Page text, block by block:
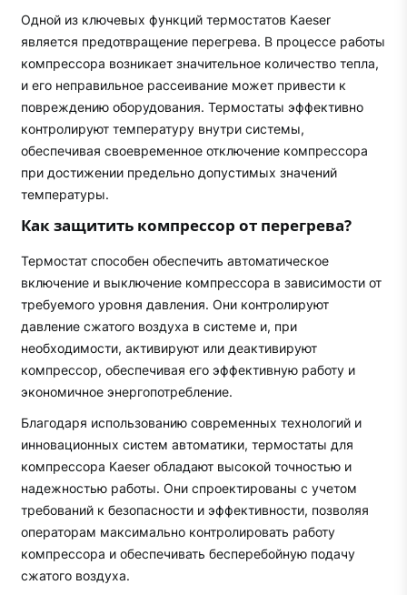
Одной из ключевых функций термостатов Kaeser
является предотвращение перегрева. В процессе работы
компрессора возникает значительное количество тепла,
и его неправильное рассеивание может привести к
повреждению оборудования. Термостаты эффективно
контролируют температуру внутри системы,
обеспечивая своевременное отключение компрессора
при достижении предельно допустимых значений
температуры.
Как защитить компрессор от перегрева?
Термостат способен обеспечить автоматическое
включение и выключение компрессора в зависимости от
требуемого уровня давления. Они контролируют
давление сжатого воздуха в системе и, при
необходимости, активируют или деактивируют
компрессор, обеспечивая его эффективную работу и
экономичное энергопотребление.
Благодаря использованию современных технологий и
инновационных систем автоматики, термостаты для
компрессора Kaeser обладают высокой точностью и
надежностью работы. Они спроектированы с учетом
требований к безопасности и эффективности, позволяя
операторам максимально контролировать работу
компрессора и обеспечивать бесперебойную подачу
сжатого воздуха.